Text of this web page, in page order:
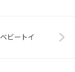
ベビートイ